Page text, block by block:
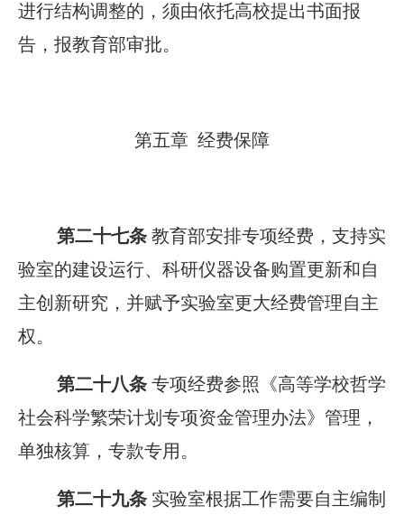
进行结构调整的，须由依托高校提出书面报
告，报教育部审批。
第五章 经费保障
第二十七条 教育部安排专项经费，支持实
验室的建设运行、科研仪器设备购置更新和自
主创新研究，并赋予实验室更大经费管理自主
权。
第二十八条 专项经费参照《高等学校哲学
社会科学繁荣计划专项资金管理办法》管理，
单独核算，专款专用。
第二十九条 实验室根据工作需要自主编制